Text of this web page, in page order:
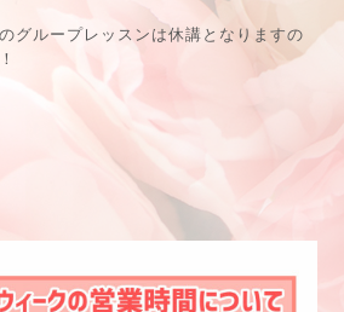
グループレッスンは休講となりますの